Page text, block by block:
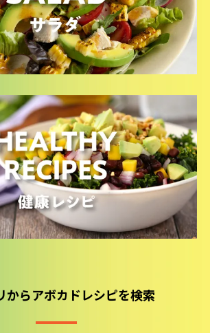
からアボカドレシピを検索